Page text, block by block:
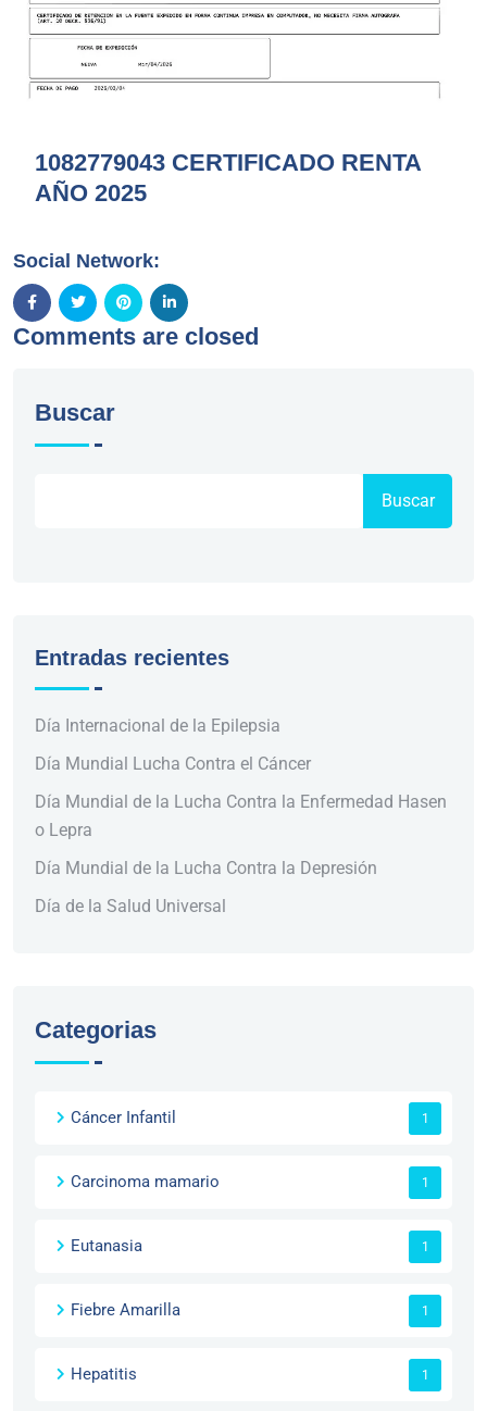
1082779043 CERTIFICADO RENTA
AÑO 2025
Social Network:
Comments are closed
Buscar
Buscar
Entradas recientes
Día Internacional de la Epilepsia
Día Mundial Lucha Contra el Cáncer
Día Mundial de la Lucha Contra la Enfermedad Hasen
o Lepra
Día Mundial de la Lucha Contra la Depresión
Día de la Salud Universal
Categorias
Cáncer Infantil 1
Carcinoma mamario 1
Eutanasia 1
Fiebre Amarilla 1
Hepatitis 1